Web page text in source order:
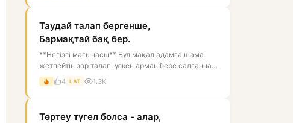
Таудай талап бергенше,
Бармақтай бақ бер.
**Негізгі мағынасы** Бұл мақал адамға шама
жетпейтін зор талап, үлкен арман бере салғаннан
гөрі, соған сәйкес келетін ба...
4 LAT 1.3K
Төртеу түгел болса - алар,